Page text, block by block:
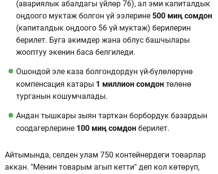
(авариялык абалдагы үйлөр 76), ал эми капиталдык
оңдоого муктаж болгон үй ээлерине 500 миң сомдон
(капиталдык оңдоого 56 үй муктаж) берилерин
берилет. Буга акимдер жана облус башчылары
жооптуу экенин баса белгиледи.
Ошондой эле каза болгондордун үй-бүлөлөрүнө
компенсация катары 1 миллион сомдон төлөнө
турганын кошумчалады.
Андан тышкары зыян тарткан борбордук базардын
соодагерлерине 100 миң сомдон берилет.
Айтымында, селден улам 750 контейнердеги товарлар
аккан. "Менин товарым агып кетти" деп кол көтөрүп,